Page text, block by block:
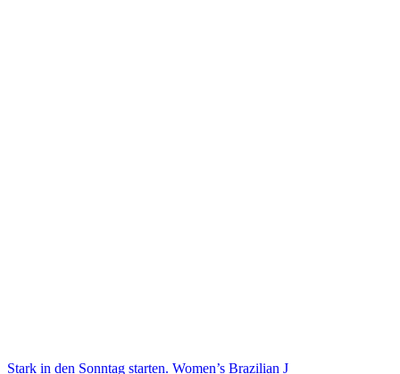
Stark in den Sonntag starten. Women’s Brazilian J